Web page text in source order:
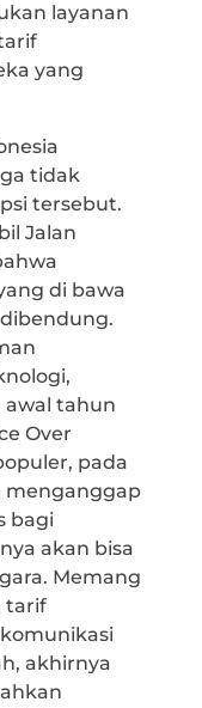
layanan
yang
tidak
tersebut.
Jalan
di bawa
tahun
Over
pada
menganggap
bagi
akan bisa
Memang
tarif
akhirnya